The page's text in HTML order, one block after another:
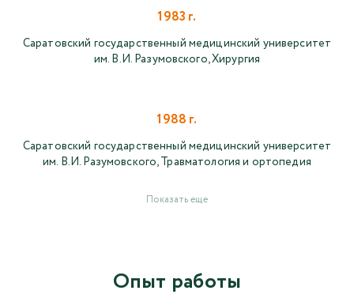
1983 г.
Саратовский государственный медицинский университет
им. В.И. Разумовского, Хирургия
1988 г.
Саратовский государственный медицинский университет
им. В.И. Разумовского, Травматология и ортопедия
Показать еще
Опыт работы